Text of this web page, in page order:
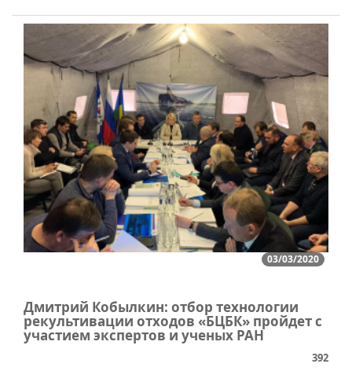
03/03/2020
Дмитрий Кобылкин: отбор технологии
рекультивации отходов «БЦБК» пройдет с
участием экспертов и ученых РАН
392